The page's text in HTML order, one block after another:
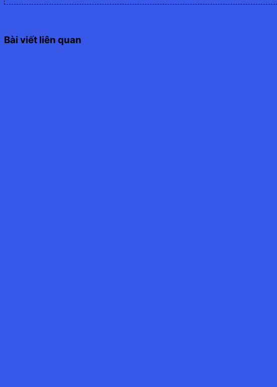
Bài viết liên quan